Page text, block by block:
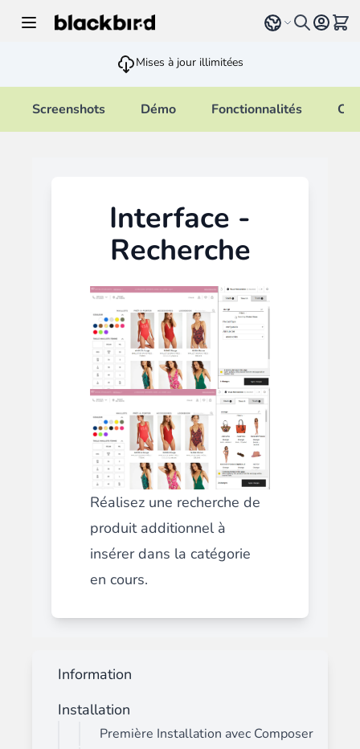
Select language
Voir
Mises à jour illimitées
Screenshots Démo Fonctionnalités
Interface -
Recherche
Réalisez une recherche de
produit additionnel à
insérer dans la catégorie
en cours.
Information
Installation
Première Installation avec Composer